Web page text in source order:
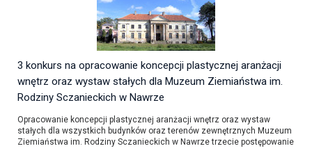
3 konkurs na opracowanie koncepcji plastycznej aranżacji
wnętrz oraz wystaw stałych dla Muzeum Ziemiaństwa im.
Rodziny Sczanieckich w Nawrze
Opracowanie koncepcji plastycznej aranżacji wnętrz oraz wystaw
stałych dla wszystkich budynków oraz terenów zewnętrznych Muzeum
Ziemiaństwa im. Rodziny Sczanieckich w Nawrze trzecie postępowanie